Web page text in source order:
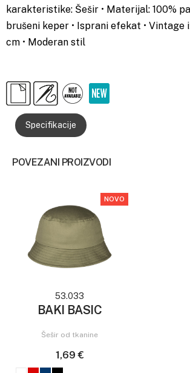
karakteristike: Šešir • Materijal: 100%
brušeni keper • Isprani efekat • Vintage
cm • Moderan stil
Specifikacije
POVEZANI PROIZVODI
NOVO
53.033
BAKI BASIC
Šešir od tkanine
1,69 €